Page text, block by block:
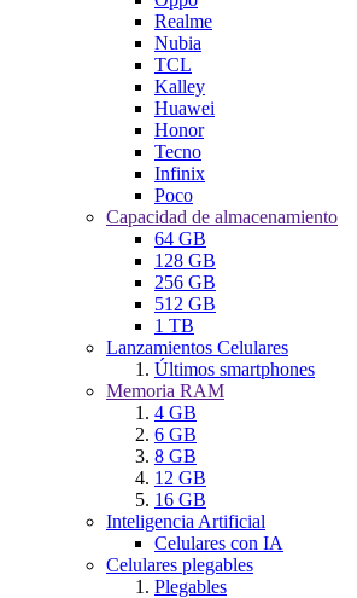
Realme
Nubia
TCL
Kalley
Huawei
Honor
Tecno
Infinix
Poco
Capacidad de almacenamiento
64 GB
128 GB
256 GB
512 GB
1 TB
Lanzamientos Celulares
Últimos smartphones
Memoria RAM
4 GB
6 GB
8 GB
12 GB
16 GB
Inteligencia Artificial
Celulares con IA
Celulares plegables
Plegables